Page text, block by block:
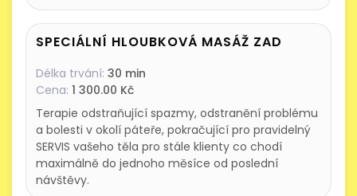
SPECIÁLNÍ HLOUBKOVÁ MASÁŽ ZAD
Délka trvání: 30 min
Cena: 1 300.00 Kč
Terapie odstraňující spazmy, odstranění problému
a bolesti v okolí páteře, pokračující pro pravidelný
SERVIS vašeho těla pro stále klienty co chodí
maximálně do jednoho měsíce od poslední
návštěvy.